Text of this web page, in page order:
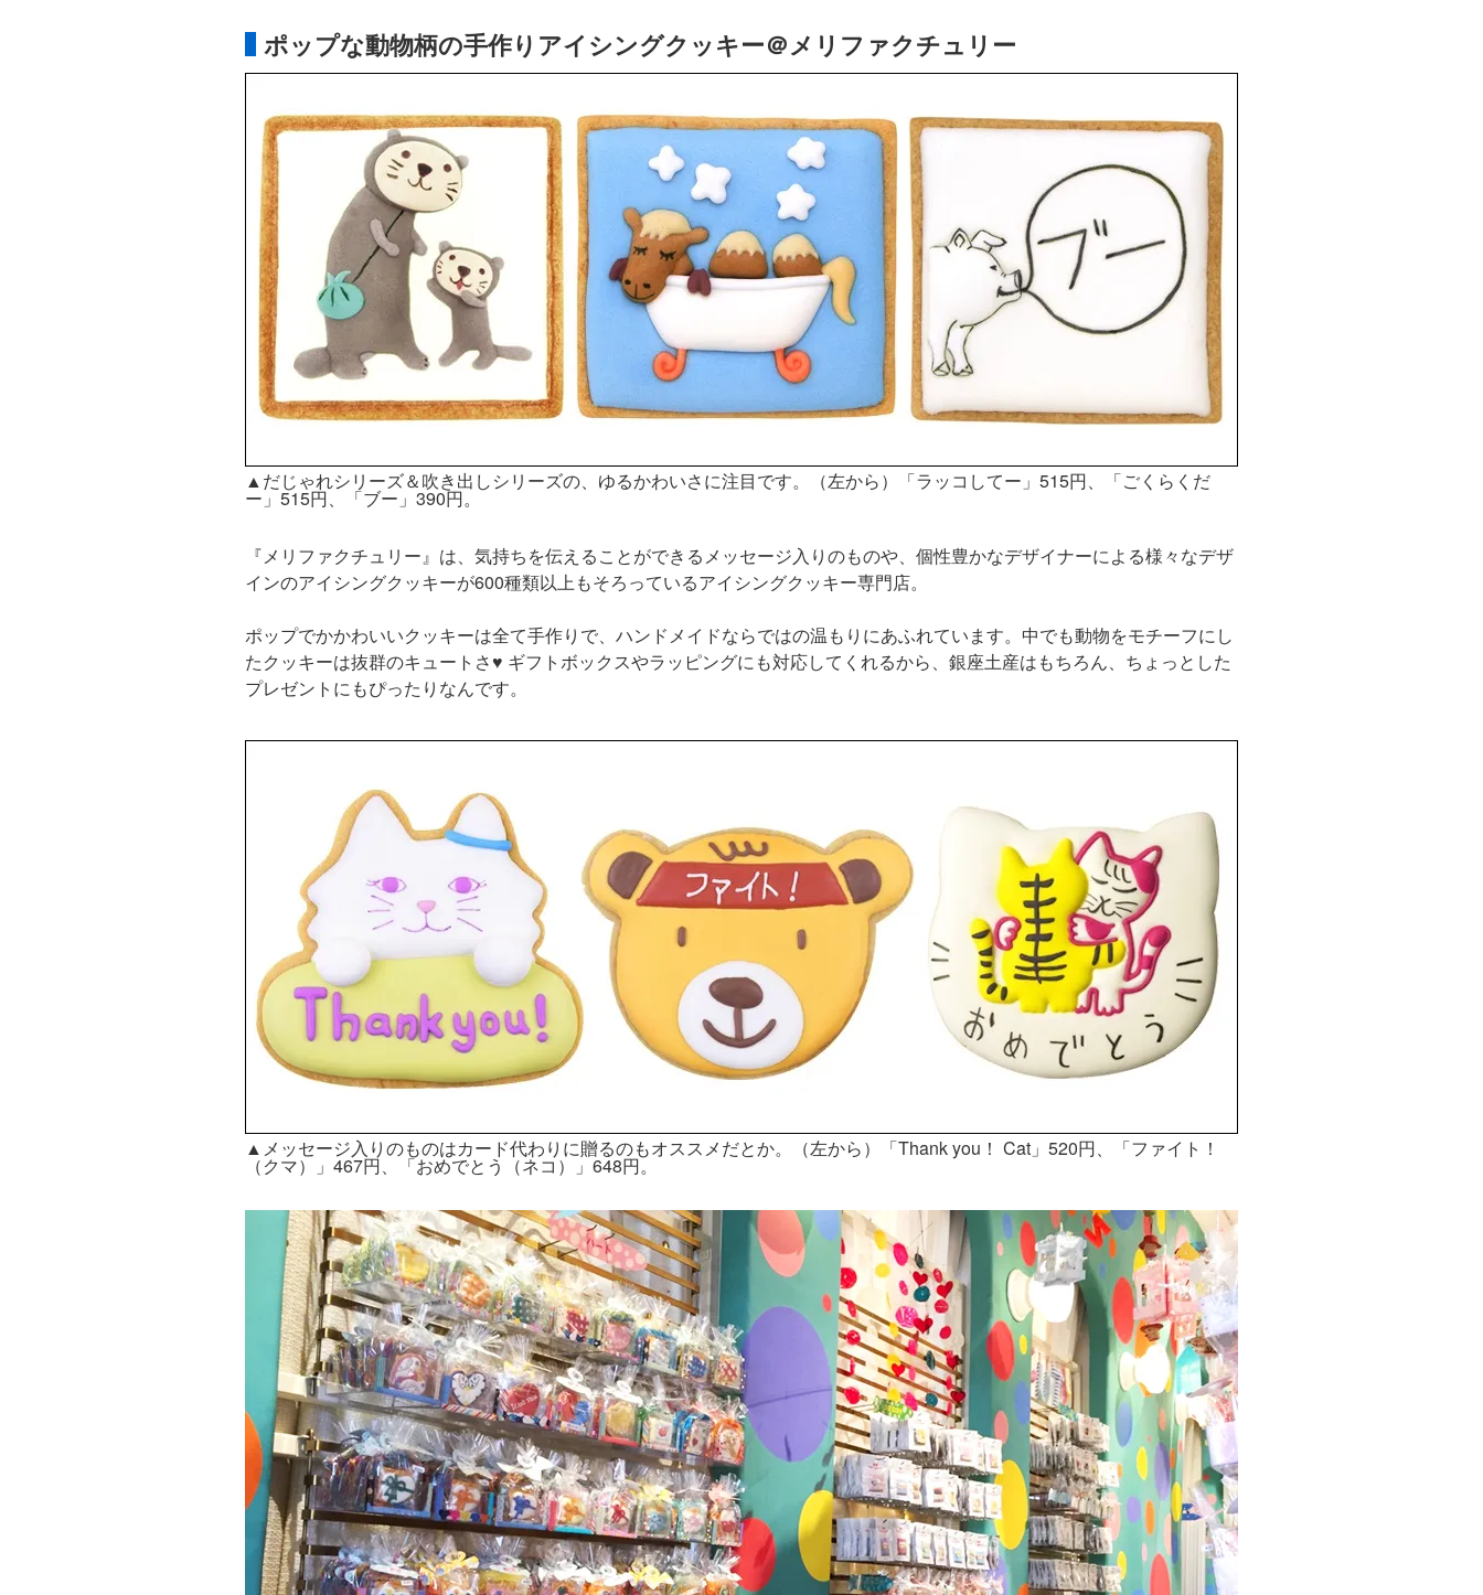
ポップな動物柄の手作りアイシングクッキー＠メリファクチュリー
▲だじゃれシリーズ＆吹き出しシリーズの、ゆるかわいさに注目です。（左から）「ラッコしてー」515円、「ごくらくだ
ー」515円、「ブー」390円。
『メリファクチュリー』は、気持ちを伝えることができるメッセージ入りのものや、個性豊かなデザイナーによる様々なデザ
インのアイシングクッキーが600種類以上もそろっているアイシングクッキー専門店。
ポップでかかわいいクッキーは全て手作りで、ハンドメイドならではの温もりにあふれています。中でも動物をモチーフにし
たクッキーは抜群のキュートさ♥ ギフトボックスやラッピングにも対応してくれるから、銀座土産はもちろん、ちょっとした
プレゼントにもぴったりなんです。
▲メッセージ入りのものはカード代わりに贈るのもオススメだとか。（左から）「Thank you！ Cat」520円、「ファイト！
（クマ）」467円、「おめでとう（ネコ）」648円。